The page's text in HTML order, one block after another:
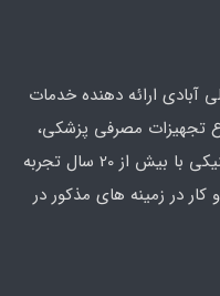
آبادی ارائه دهنده خدمات
تجهیزات مصرفی پزشکی،
کالای پزشکی خانگی، بیمارستانی و کلینیکی با بیش از 20 سال تجربه
در زمینه های مذکور در